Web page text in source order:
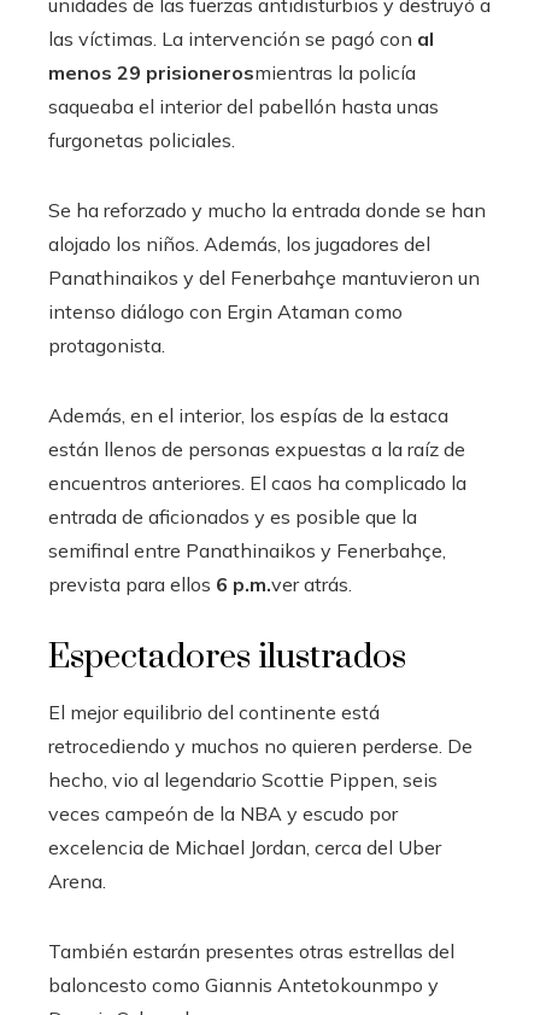
las víctimas. La intervención se pagó con al
menos 29 prisionerosmientras la policía
saqueaba el interior del pabellón hasta unas
furgonetas policiales.
Se ha reforzado y mucho la entrada donde se han
alojado los niños. Además, los jugadores del
Panathinaikos y del Fenerbahçe mantuvieron un
intenso diálogo con Ergin Ataman como
protagonista.
Además, en el interior, los espías de la estaca
están llenos de personas expuestas a la raíz de
encuentros anteriores. El caos ha complicado la
entrada de aficionados y es posible que la
semifinal entre Panathinaikos y Fenerbahçe,
prevista para ellos 6 p.m.ver atrás.
Espectadores ilustrados
El mejor equilibrio del continente está
retrocediendo y muchos no quieren perderse. De
hecho, vio al legendario Scottie Pippen, seis
veces campeón de la NBA y escudo por
excelencia de Michael Jordan, cerca del Uber
Arena.
También estarán presentes otras estrellas del
baloncesto como Giannis Antetokounmpo y